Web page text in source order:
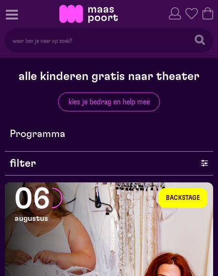
alle kinderen gratis naar theater
kies je bedrag en help mee
Programma
filter
genre
series en selecties
BACKSTAGE
06
augustus